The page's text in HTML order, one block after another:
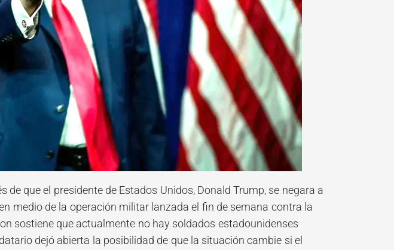
que el presidente de Estados Unidos, Donald Trump, se negara a
medio de la operación militar lanzada el fin de semana contra la
sostiene que actualmente no hay soldados estadounidenses
dejó abierta la posibilidad de que la situación cambie si el